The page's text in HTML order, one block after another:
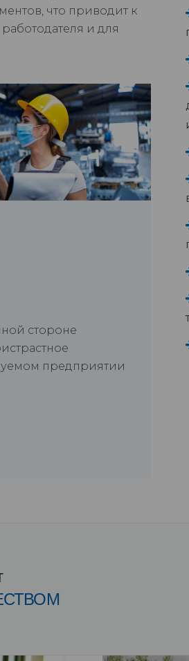
что приводит к
и для
стороне
предприятии